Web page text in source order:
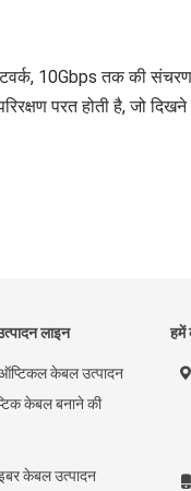
10Gbps तक की
परत होती है, जो
लाइन
केबल उत्पादन
केबल बनाने की
केबल उत्पादन
हमें